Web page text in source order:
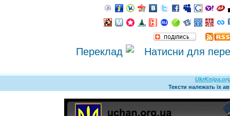
Переклад
Тексти належать їх